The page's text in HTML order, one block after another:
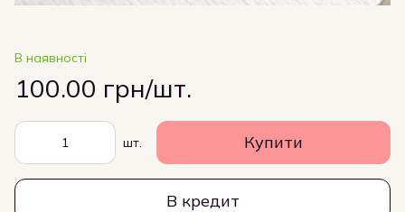
В наявності
100.00 грн/шт.
шт. Купити
В кредит